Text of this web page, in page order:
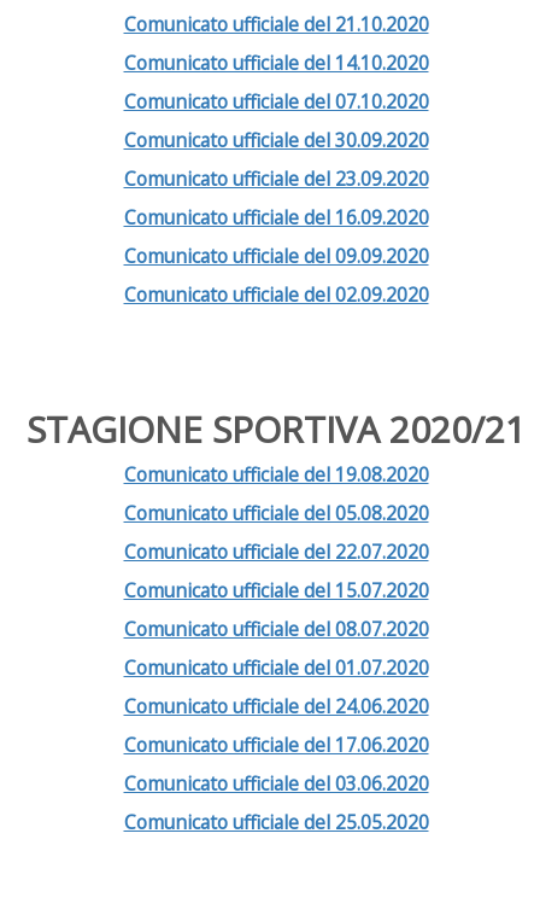
Comunicato ufficiale del 21.10.2020
Comunicato ufficiale del 14.10.2020
Comunicato ufficiale del 07.10.2020
Comunicato ufficiale del 30.09.2020
Comunicato ufficiale del 23.09.2020
Comunicato ufficiale del 16.09.2020
Comunicato ufficiale del 09.09.2020
Comunicato ufficiale del 02.09.2020
STAGIONE SPORTIVA 2020/21
Comunicato ufficiale del 19.08.2020
Comunicato ufficiale del 05.08.2020
Comunicato ufficiale del 22.07.2020
Comunicato ufficiale del 15.07.2020
Comunicato ufficiale del 08.07.2020
Comunicato ufficiale del 01.07.2020
Comunicato ufficiale del 24.06.2020
Comunicato ufficiale del 17.06.2020
Comunicato ufficiale del 03.06.2020
Comunicato ufficiale del 25.05.2020